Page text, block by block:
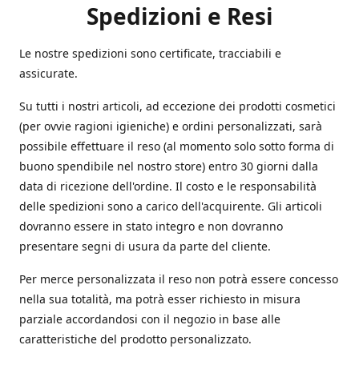
Spedizioni e Resi
Le nostre spedizioni sono certificate, tracciabili e
assicurate.
Su tutti i nostri articoli, ad eccezione dei prodotti cosmetici
(per ovvie ragioni igieniche) e ordini personalizzati, sarà
possibile effettuare il reso (al momento solo sotto forma di
buono spendibile nel nostro store) entro 30 giorni dalla
data di ricezione dell'ordine. Il costo e le responsabilità
delle spedizioni sono a carico dell'acquirente. Gli articoli
dovranno essere in stato integro e non dovranno
presentare segni di usura da parte del cliente.
Per merce personalizzata il reso non potrà essere concesso
nella sua totalità, ma potrà esser richiesto in misura
parziale accordandosi con il negozio in base alle
caratteristiche del prodotto personalizzato.